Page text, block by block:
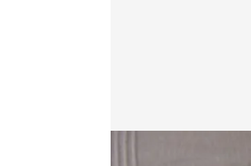
Los problemas que afectan a los